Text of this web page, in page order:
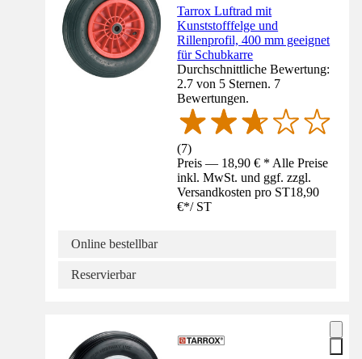
Tarrox Luftrad mit
Kunststofffelge und
Rillenprofil, 400 mm geeignet
für Schubkarre
Durchschnittliche Bewertung:
2.7 von 5 Sternen. 7
Bewertungen.
(7)
Preis — 18,90 € * Alle Preise
inkl. MwSt. und ggf. zzgl.
Versandkosten pro ST18,90
€*/ ST
Online bestellbar
Reservierbar